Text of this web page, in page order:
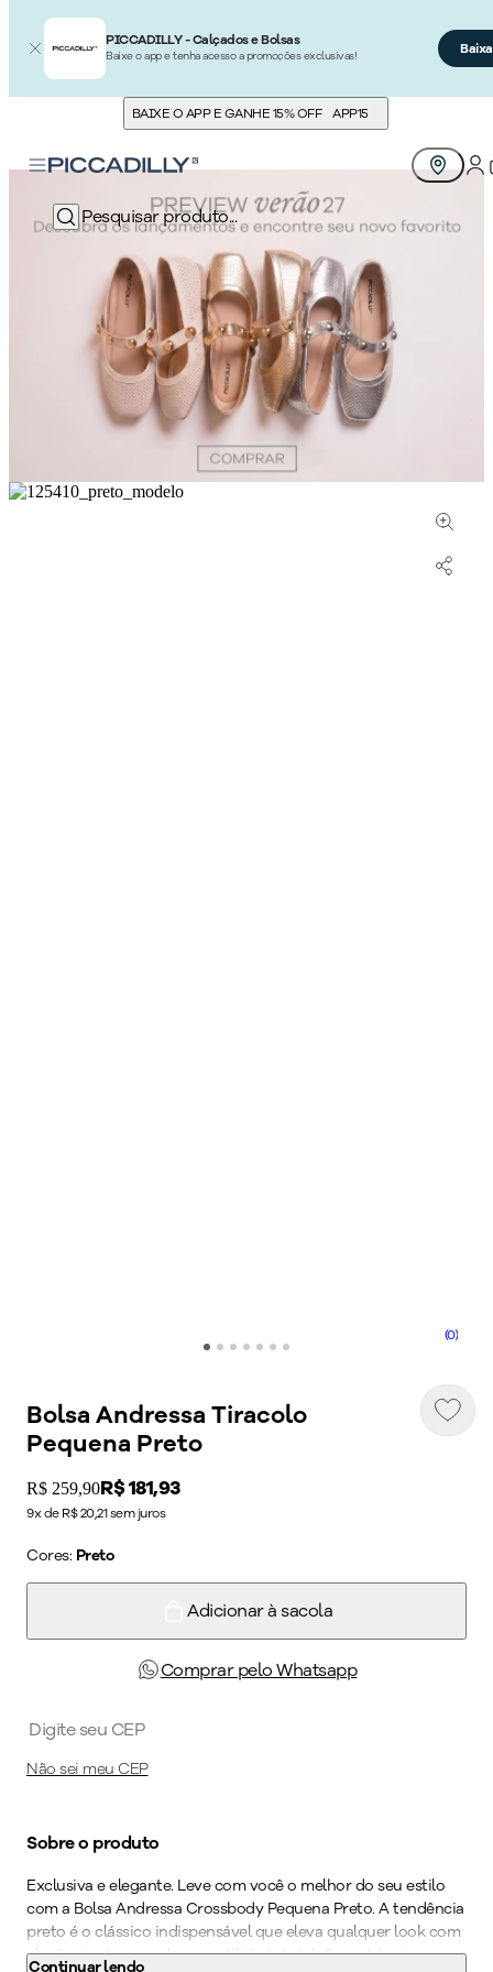
PICCADILLY - Calçados e Bolsas
Baixe o app e tenha acesso a promoções exclusivas!
BAIXE O APP E GANHE 15% OFF APP15
(0)
Bolsa Andressa Tiracolo
Pequena Preto
Original price:
R$ 259,90Price:
R$ 181,93
9x de R$ 20,21 sem juros
Cores: Preto
Adicionar à sacola
Comprar pelo Whatsapp
Não sei meu CEP
Sobre o produto
Exclusiva e elegante. Leve com você o melhor do seu estilo
com a Bolsa Andressa Crossbody Pequena Preto. A tendência
preto é o clássico indispensável que eleva qualquer look com
elegância atemporal e versatilidade total. O modelo é o
Continuar lendo